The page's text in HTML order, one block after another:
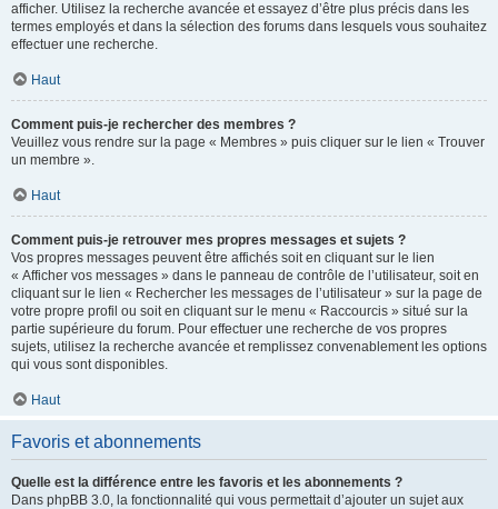
afficher. Utilisez la recherche avancée et essayez d’être plus précis dans les
termes employés et dans la sélection des forums dans lesquels vous souhaitez
effectuer une recherche.
Haut
Comment puis-je rechercher des membres ?
Veuillez vous rendre sur la page « Membres » puis cliquer sur le lien « Trouver
un membre ».
Haut
Comment puis-je retrouver mes propres messages et sujets ?
Vos propres messages peuvent être affichés soit en cliquant sur le lien
« Afficher vos messages » dans le panneau de contrôle de l’utilisateur, soit en
cliquant sur le lien « Rechercher les messages de l’utilisateur » sur la page de
votre propre profil ou soit en cliquant sur le menu « Raccourcis » situé sur la
partie supérieure du forum. Pour effectuer une recherche de vos propres
sujets, utilisez la recherche avancée et remplissez convenablement les options
qui vous sont disponibles.
Haut
Favoris et abonnements
Quelle est la différence entre les favoris et les abonnements ?
Dans phpBB 3.0, la fonctionnalité qui vous permettait d’ajouter un sujet aux